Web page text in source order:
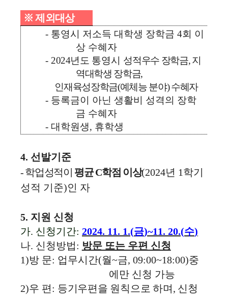
※제외대상
- 통영시 저소득 대학생 장학금 4회 이
상 수혜자
- 2024년도 통영시 성적우수 장학금,지
역대학생 장학금,
인재육성장학금(예체능 분야)수혜자
- 등록금이 아닌 생활비 성격의 장학
금 수혜자
- 대학원생, 휴학생
4. 선발기준
-학업성적이 평균C학점 이상(2024년 1학기
성적 기준)인 자
5. 지원 신청
가. 신청기간: 2024. 11. 1.(금)~11. 20.(수)
나. 신청방법: 방문 또는 우편 신청
1)방 문: 업무시간(월~금, 09:00~18:00)중
에만 신청 가능
2)우 편: 등기우편을 원칙으로 하며 , 신청